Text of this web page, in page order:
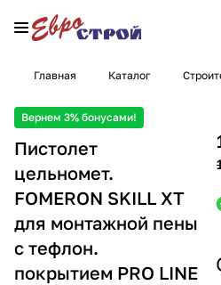
Главная Каталог
Вернем 3% бонусами!
Пистолет
цельномет.
FOMERON SKILL XT
для монтажной пены
с тефлон.
покрытием PRO LINE